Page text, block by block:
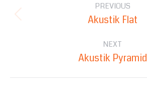
navigation
PREVIOUS
Previous
Akustik Flat
NEXT
Next
Akustik Pyramid